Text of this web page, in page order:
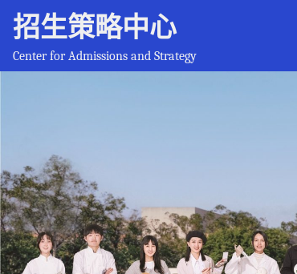
招生策略中心
Center for Admissions and Strategy